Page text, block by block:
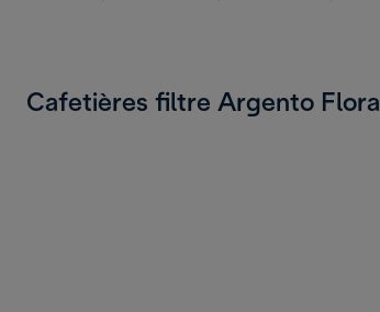
Cafetières filtre Argento Flora